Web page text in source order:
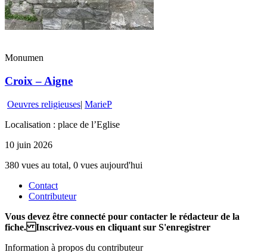
Monumen
Croix – Aigne
Oeuvres religieuses| MarieP
Localisation : place de l’Eglise
10 juin 2026
380 vues au total, 0 vues aujourd'hui
Contact
Contributeur
Vous devez être connecté pour contacter le rédacteur de la
fiche. Inscrivez-vous en cliquant sur S'enregistrer
Information à propos du contributeur